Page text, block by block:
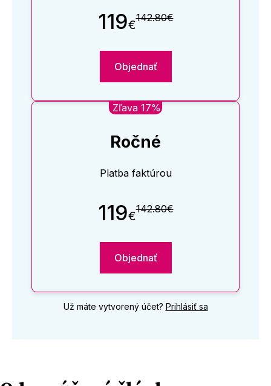
119€142.80€
Objednať
Zľava 17%
Ročné
Platba faktúrou
119€142.80€
Objednať
Už máte vytvorený účet? Prihlásiť sa